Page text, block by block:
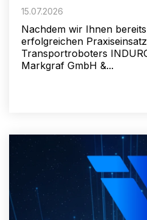
15.07.2026
Nachdem wir Ihnen
erfolgreichen
Transportroboters
Markgraf GmbH &...